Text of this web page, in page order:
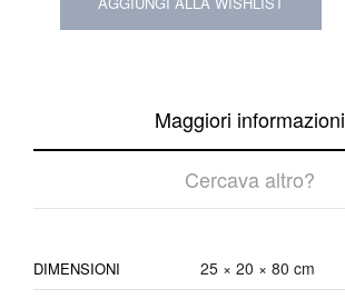
Maggiori informazioni
Cercava altro?
DIMENSIONI 25 × 20 × 80 cm